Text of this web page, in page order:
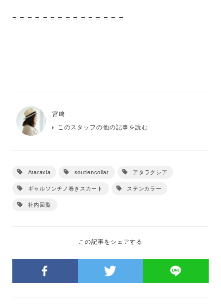
= = = = = = = = = = = = = = =
宮﨑
このスタッフの他の記事を読む
Ataraxia soutiencollar アタラクシア
ギャルソンチノ巻きスカート ステンカラー
社内回覧
この記事をシェアする